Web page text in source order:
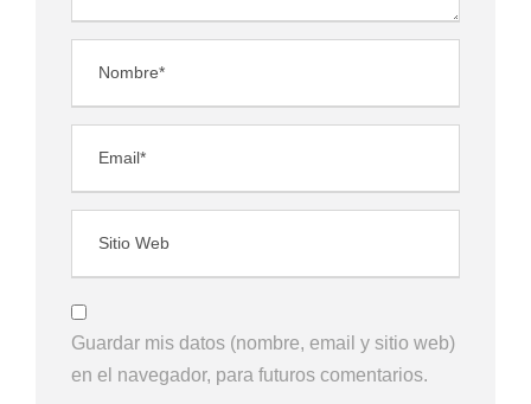
Guardar mis datos (nombre, email y sitio web)
en el navegador, para futuros comentarios.